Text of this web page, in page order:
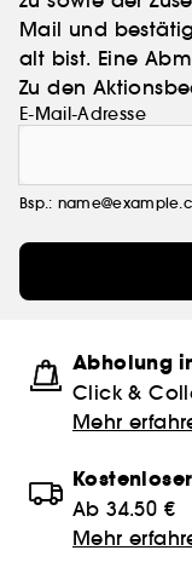
Mail und
alt bist. Eine
Zu den
E-Mail-Adresse
Bsp.:
Abholung
Click &
Mehr
Ab 34.50 €
Mehr